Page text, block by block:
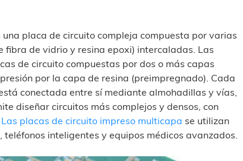
una placa de circuito compleja compuesta por varias
de vidrio y resina epoxi) intercaladas. Las
de circuito compuestas por dos o más capas
por la capa de resina (preimpregnado). Cada
conectada entre sí mediante almohadillas y vías,
diseñar circuitos más complejos y densos, con
Las placas de circuito impreso multicapa se utilizan
inteligentes y equipos médicos avanzados.